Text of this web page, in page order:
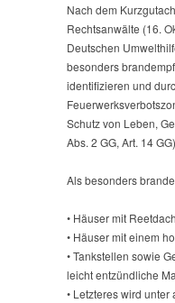
Nach dem
Rechtsanwälte (16.
Deutschen
besonders
identifizieren und
Schutz von Leben,
Abs. 2 GG, Art. 14
Als besonders
• Häuser mit
• Häuser mit einem
• Tankstellen sowie
leicht entzündliche
• Letzteres wird